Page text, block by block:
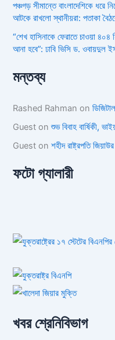
পঞ্চগড় সীমান্তে বাংলাদেশিকে ধরে
আটকে রাখলো স্থানীয়রা: পতাকা
“শেখ হাসিনাকে ফেরাতে চাওয়া
আনা হবে”: ঢাবি ভিসি ড. ওবায়দুল
মন্তব্য
Rashed Rahman on
Guest onশুভ বিবাহ বার্ষিকী,
Guest onশহীদ রাষ্ট্রপতি
ফটো গ্যালারী
খবর শ্রেনিবিভাগ